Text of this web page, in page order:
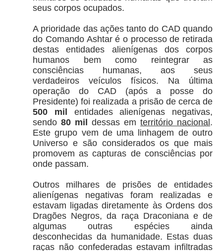
seus corpos ocupados.
A prioridade das ações tanto do CAD quando
do Comando Ashtar é o processo de retirada
destas entidades alienígenas dos corpos
humanos bem como reintegrar as
consciências humanas, aos seus
verdadeiros veículos físicos. Na última
operação do CAD (após a posse do
Presidente) foi realizada a prisão de cerca de
500 mil entidades alienígenas negativas,
sendo80 mil dessas emterritório nacional.
Este grupo vem de uma linhagem de outro
Universo e são considerados os que mais
promovem as capturas de consciências por
onde passam.
Outros milhares de prisões de entidades
alienígenas negativas foram realizadas e
estavam ligadas diretamente às Ordens dos
Dragões Negros, da raça Draconiana e de
algumas outras espécies ainda
desconhecidas da humanidade. Estas duas
raças não confederadas estavam infiltradas